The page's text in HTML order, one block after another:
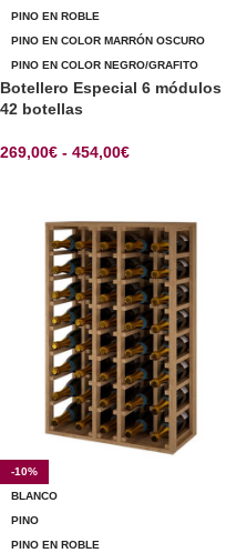
PINO EN ROBLE
PINO EN COLOR MARRÓN OSCURO
PINO EN COLOR NEGRO/GRAFITO
Botellero Especial 6 módulos
42 botellas
269,00€ - 454,00€
-10%
BLANCO
PINO
PINO EN ROBLE